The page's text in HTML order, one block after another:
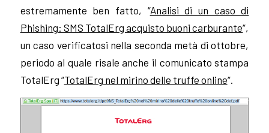
estremamente ben fatto, “Analisi di un caso di
Phishing: SMS TotalErg acquisto buoni carburante“,
un caso verificatosi nella seconda metà di ottobre,
periodo al quale risale anche il comunicato stampa
TotalErg “TotalErg nel mirino delle truffe online“.